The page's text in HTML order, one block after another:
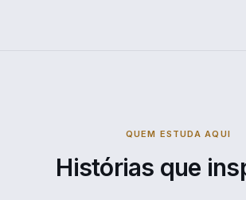
QUEM ESTUDA AQUI
Histórias que